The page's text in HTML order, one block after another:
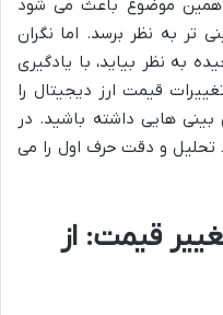
همین موضوع باعث می شود
تر به نظر برسد. اما نگران
به نظر بیاید، با یادگیری
قیمت ارز دیجیتال را
هایی داشته باشید. در
تحلیل و دقت حرف اول را می
قیمت: از